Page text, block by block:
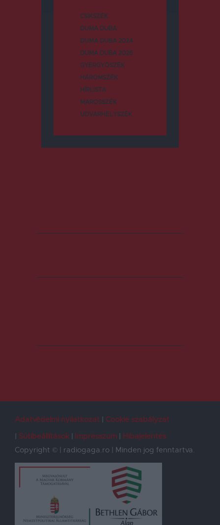
CSÍKSZÉK
DUMA DUBA
DUMA DUBA 2024
DUMA DUBA 2026
GYERGYÓSZÉK
HÁROMSZÉK
HÍRLISTA
MAROSSZÉK
UDVARHELYSZÉK
Adatvédelmi nyilatkozat
Cookie szabályzat
Sütibeállítások
Impresszum
Hibajelentés
Copyright © | radiogaga.ro | Minden jog fenntartva.